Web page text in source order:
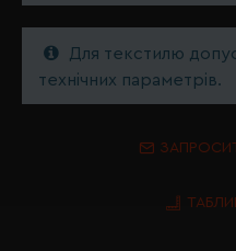
Для текстилю
технічних параметрів.